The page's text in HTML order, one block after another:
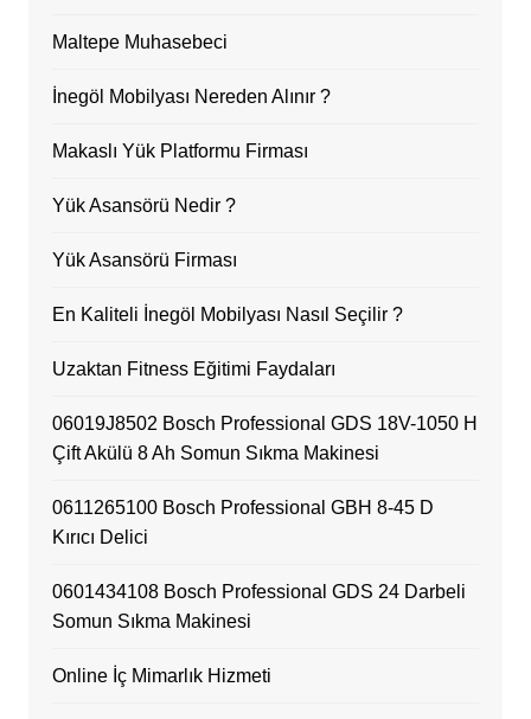
Maltepe Muhasebeci
İnegöl Mobilyası Nereden Alınır ?
Makaslı Yük Platformu Firması
Yük Asansörü Nedir ?
Yük Asansörü Firması
En Kaliteli İnegöl Mobilyası Nasıl Seçilir ?
Uzaktan Fitness Eğitimi Faydaları
06019J8502 Bosch Professional GDS 18V-1050 H
Çift Akülü 8 Ah Somun Sıkma Makinesi
0611265100 Bosch Professional GBH 8-45 D
Kırıcı Delici
0601434108 Bosch Professional GDS 24 Darbeli
Somun Sıkma Makinesi
Online İç Mimarlık Hizmeti